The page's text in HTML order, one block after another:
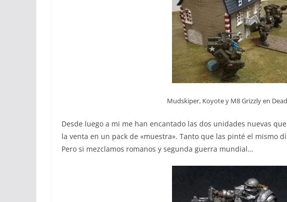
Mudskiper, Koyote y M8 Grizzly en
Desde luego a mi me han encantado las dos unidades nuevas
la venta en un pack de «muestra». Tanto que las pinté el mismo
Pero si mezclamos romanos y segunda guerra mundial…